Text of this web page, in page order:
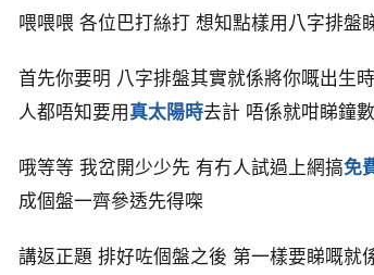
喂喂喂 各位巴打絲打 想知點樣用八字排
首先你要明 八字排盤其實就係將你嘅出生
人都唔知要用真太陽時去計 唔係就咁睇鐘
哦等等 我岔開少少先 有冇人試過上網搞免
成個盤一齊參透先得㗎
講返正題 排好咗個盤之後 第一樣要睇嘅就